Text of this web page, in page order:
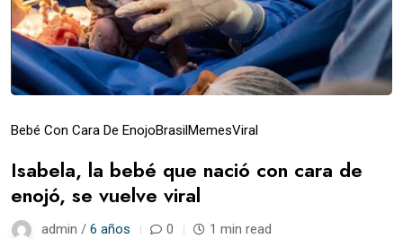
Bebé Con Cara De EnojoBrasil MemesViral
Isabela, la bebé que nació con cara de
enojó, se vuelve viral
admin / 6 años 0 1 min read